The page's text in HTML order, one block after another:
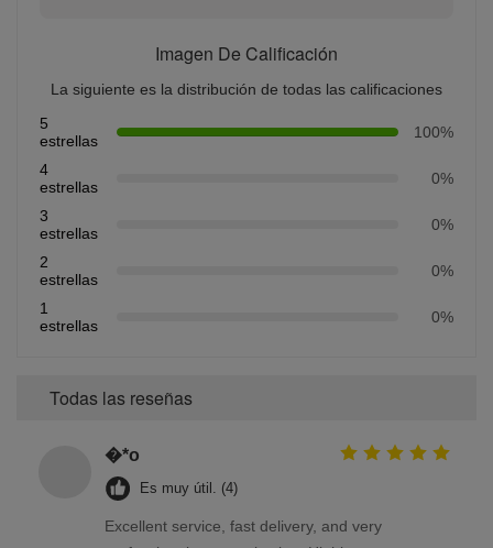
Imagen De Calificación
La siguiente es la distribución de todas las calificaciones
5
estrellas
100%
4
estrellas
0%
3
estrellas
0%
2
estrellas
0%
1
estrellas
0%
Todas las reseñas
�*o
Es muy útil. (4)
Excellent service, fast delivery, and very